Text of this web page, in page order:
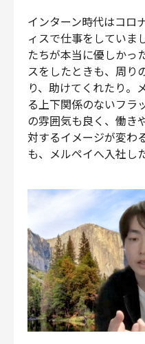
インターン時代はコロ
ィスで仕事をしていま
たちが本当に優しかっ
スをしたときも、周り
り、助けてくれたり。
る上下関係のないフラ
の雰囲気も良く、働き
対するイメージが変わ
も、メルペイへ入社し